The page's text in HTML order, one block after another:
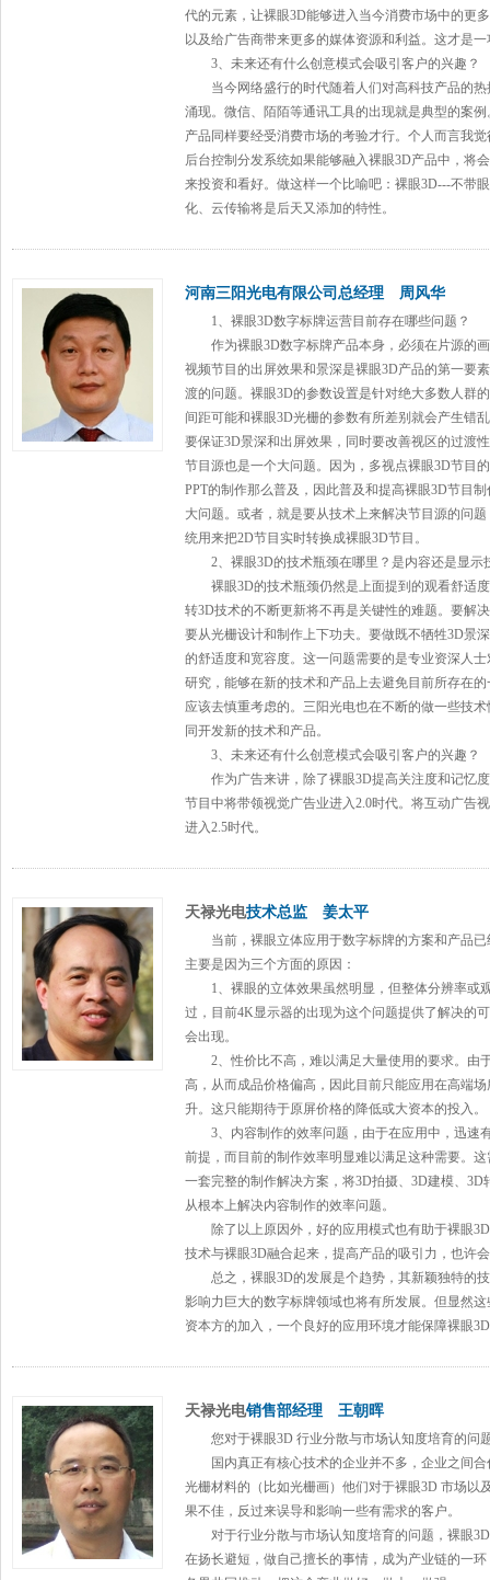
代的元素，让裸眼3D能够进入当今消费市场中的更
以及给广告商带来更多的媒体资源和利益。这才是
3、未来还有什么创意模式会吸引客户的兴趣？
当今网络盛行的时代随着人们对高科技产品的热
涌现。微信、陌陌等通讯工具的出现就是典型的案
产品同样要经受消费市场的考验才行。个人而言我
后台控制分发系统如果能够融入裸眼3D产品中，将
来投资和看好。做这样一个比喻吧：裸眼3D---不带
化、云传输将是后天又添加的特性。
河南三阳光电有限公司总经理 周风华
1、裸眼3D数字标牌运营目前存在哪些问题？
作为裸眼3D数字标牌产品本身，必须在片源的
视频节目的出屏效果和景深是裸眼3D产品的第一要
渡的问题。裸眼3D的参数设置是针对绝大多数人群
间距可能和裸眼3D光栅的参数有所差别就会产生错
要保证3D景深和出屏效果，同时要改善视区的过渡
节目源也是一个大问题。因为，多视点裸眼3D节目
PPT的制作那么普及，因此普及和提高裸眼3D节目
大问题。或者，就是要从技术上来解决节目源的问
统用来把2D节目实时转换成裸眼3D节目。
2、裸眼3D的技术瓶颈在哪里？是内容还是显示
裸眼3D的技术瓶颈仍然是上面提到的观看舒适度
转3D技术的不断更新将不再是关键性的难题。要解
要从光栅设计和制作上下功夫。要做既不牺牲3D景
的舒适度和宽容度。这一问题需要的是专业资深人
研究，能够在新的技术和产品上去避免目前所存在
应该去慎重考虑的。三阳光电也在不断的做一些技
同开发新的技术和产品。
3、未来还有什么创意模式会吸引客户的兴趣？
作为广告来讲，除了裸眼3D提高关注度和记忆度
节目中将带领视觉广告业进入2.0时代。将互动广告
进入2.5时代。
天禄光电技术总监 姜太平
当前，裸眼立体应用于数字标牌的方案和产品
主要是因为三个方面的原因：
1、裸眼的立体效果虽然明显，但整体分辨率或
过，目前4K显示器的出现为这个问题提供了解决的
会出现。
2、性价比不高，难以满足大量使用的要求。由
高，从而成品价格偏高，因此目前只能应用在高端
升。这只能期待于原屏价格的降低或大资本的投入。
3、内容制作的效率问题，由于在应用中，迅速
前提，而目前的制作效率明显难以满足这种需要。
一套完整的制作解决方案，将3D拍摄、3D建模、
从根本上解决内容制作的效率问题。
除了以上原因外，好的应用模式也有助于裸眼3D
技术与裸眼3D融合起来，提高产品的吸引力，也许
总之，裸眼3D的发展是个趋势，其新颖独特的技
影响力巨大的数字标牌领域也将有所发展。但显然
资本方的加入，一个良好的应用环境才能保障裸眼3D
天禄光电销售部经理 王朝晖
您对于裸眼3D 行业分散与市场认知度培育的问
国内真正有核心技术的企业并不多，企业之间合
光栅材料的（比如光栅画）他们对于裸眼3D 市场以
果不佳，反过来误导和影响一些有需求的客户。
对于行业分散与市场认知度培育的问题，裸眼3D
在扬长避短，做自己擅长的事情，成为产业链的一